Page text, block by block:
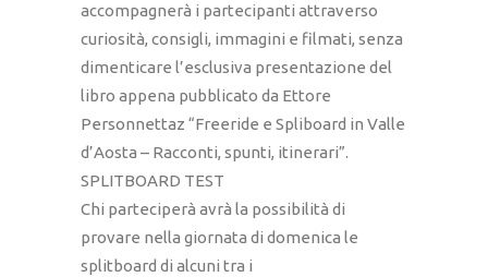
accompagnerà i partecipanti attraverso
curiosità, consigli, immagini e filmati, senza
dimenticare l’esclusiva presentazione del
libro appena pubblicato da Ettore
Personnettaz “Freeride e Spliboard in Valle
d’Aosta – Racconti, spunti, itinerari”.
SPLITBOARD TEST
Chi parteciperà avrà la possibilità di
provare nella giornata di domenica le
splitboard di alcuni tra i